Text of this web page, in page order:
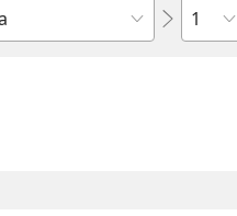
Ndzima